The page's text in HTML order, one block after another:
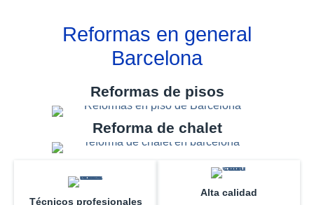
Reformas en general
Barcelona
Reformas de pisos
Reforma de chalet
Técnicos profesionales
Alta calidad